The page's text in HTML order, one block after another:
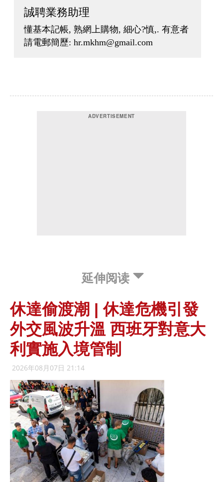
延伸阅读
休達偷渡潮 | 休達危機引發
外交風波升溫 西班牙對意大
利實施入境管制
2026年08月07日 21:14